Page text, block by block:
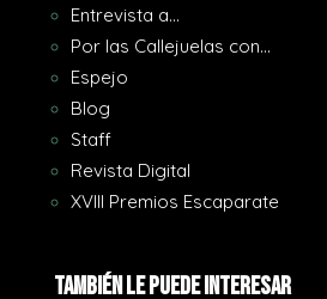
Entrevista a…
Por las Callejuelas con…
Espejo
Blog
Staff
Revista Digital
XVIII Premios Escaparate
También le puede interesar